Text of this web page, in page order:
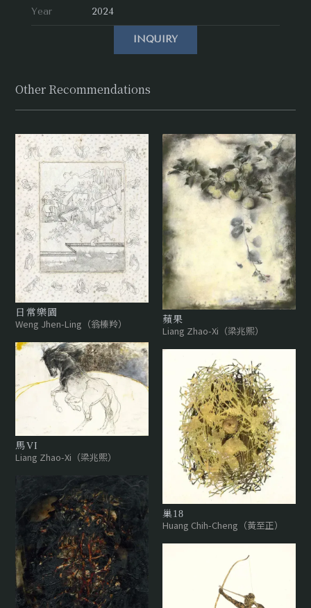
Year 2024
INQUIRY
Other Recommendations
日常樂園
Weng Jhen-Ling（翁榛羚）
馬VI
Liang Zhao-Xi（梁兆熙）
蘋果
Liang Zhao-Xi（梁兆熙）
巢18
Huang Chih-Cheng（黃至正）